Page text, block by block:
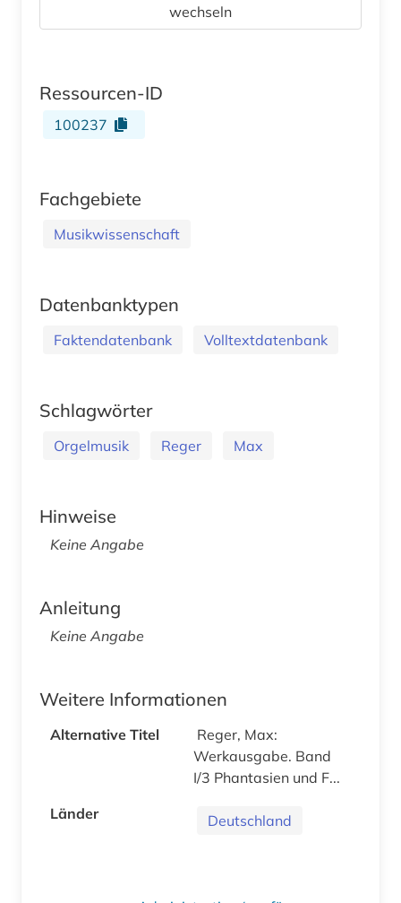
wechseln
Ressourcen-ID
100237
Fachgebiete
Musikwissenschaft
Datenbanktypen
Faktendatenbank Volltextdatenbank
Schlagwörter
Orgelmusik Reger Max
Hinweise
Keine Angabe
Anleitung
Keine Angabe
Weitere Informationen
Alternative Titel
Reger, Max:
Werkausgabe. Band
I/3 Phantasien und F...
Länder
Deutschland